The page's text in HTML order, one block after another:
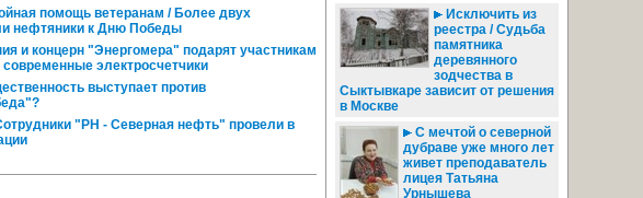
помощь ветеранам / Более двух
нефтяники к Дню Победы
и концерн "Энергомера" подарят участникам
электросчетчики
выступает против
"РН - Северная нефть" провели в
Исключить из
реестра / Судьба
памятника
деревянного
зодчества в
Сыктывкаре зависит от решения
в Москве
С мечтой о северной
дубраве уже много лет
живет преподаватель
лицея Татьяна
Урнышева